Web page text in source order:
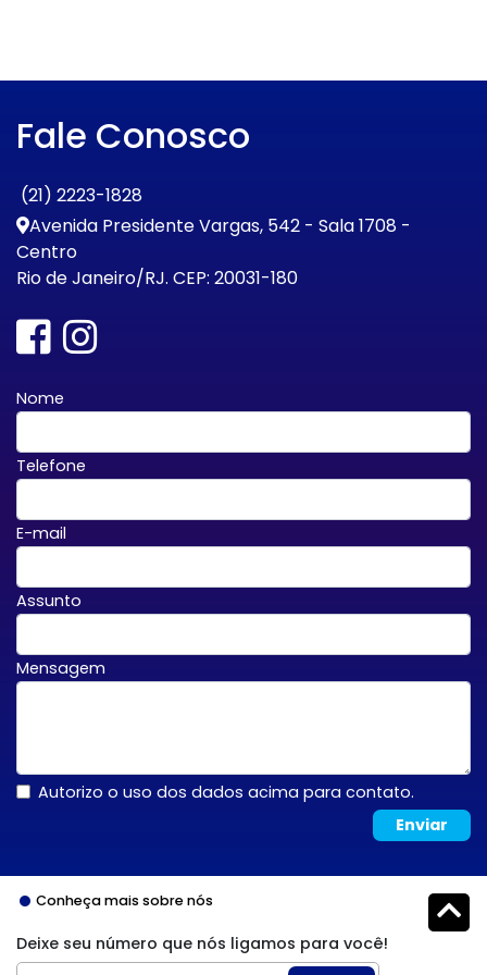
Fale Conosco
(21) 2223-1828
Avenida Presidente Vargas, 542 - Sala 1708 -
Centro
Rio de Janeiro/RJ. CEP: 20031-180
Nome
Telefone
E-mail
Assunto
Mensagem
Autorizo o uso dos dados acima para contato.
Enviar
Conheça mais sobre nós
Deixe seu número que nós ligamos para você!